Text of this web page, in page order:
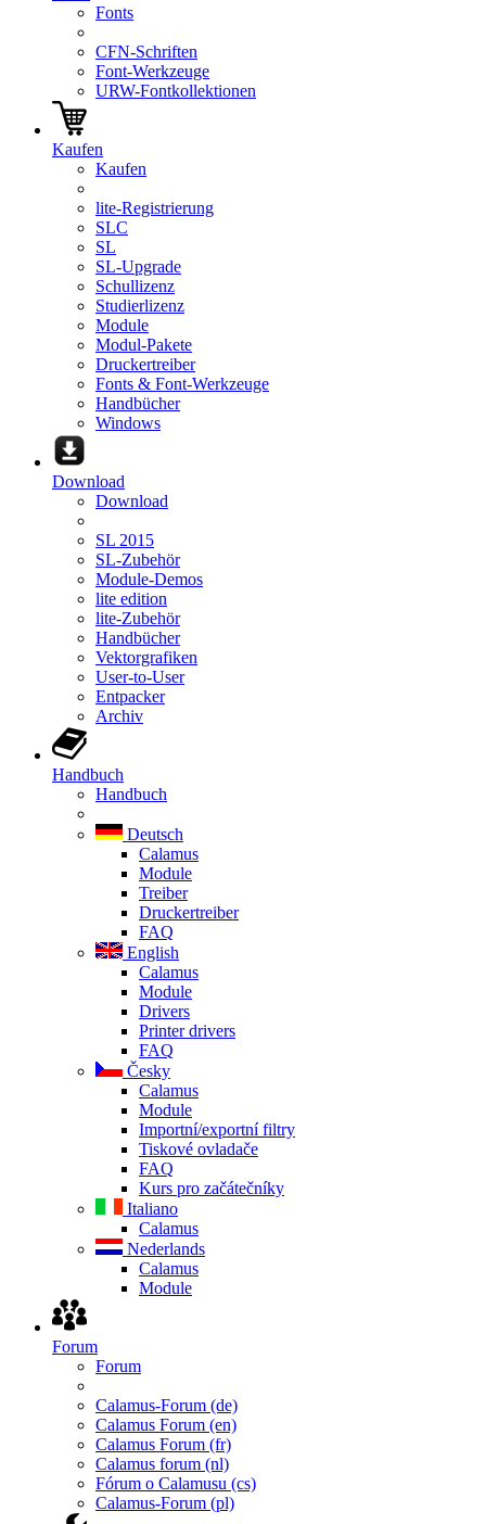
Fonts
CFN-Schriften
Font-Werkzeuge
URW-Fontkollektionen
Kaufen
Kaufen
lite-Registrierung
SLC
SL
SL-Upgrade
Schullizenz
Studierlizenz
Module
Modul-Pakete
Druckertreiber
Fonts & Font-Werkzeuge
Handbücher
Windows
Download
Download
SL 2015
SL-Zubehör
Module-Demos
lite edition
lite-Zubehör
Handbücher
Vektorgrafiken
User-to-User
Entpacker
Archiv
Handbuch
Handbuch
Deutsch
Calamus
Module
Treiber
Druckertreiber
FAQ
English
Calamus
Module
Drivers
Printer drivers
FAQ
Česky
Calamus
Module
Importní/exportní filtry
Tiskové ovladače
FAQ
Kurs pro začátečníky
Italiano
Calamus
Nederlands
Calamus
Module
Forum
Forum
Calamus-Forum (de)
Calamus Forum (en)
Calamus Forum (fr)
Calamus forum (nl)
Fórum o Calamusu (cs)
Calamus-Forum (pl)